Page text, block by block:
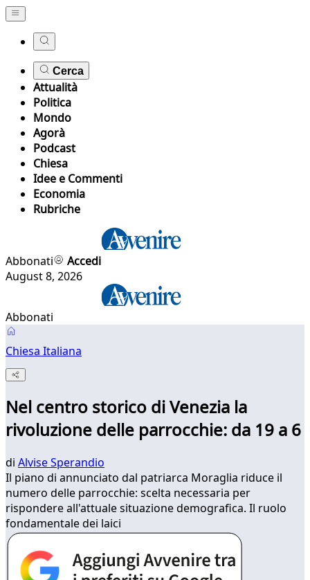
Cerca
Attualità
Politica
Mondo
Agorà
Podcast
Chiesa
Idee e Commenti
Economia
Rubriche
Abbonati
Accedi
August 8, 2026
Abbonati
Chiesa Italiana
Nel centro storico di Venezia la
rivoluzione delle parrocchie: da 19 a 6
di Alvise Sperandio
Il piano di annunciato dal patriarca Moraglia riduce il
numero delle parrocchie: scelta necessaria per
rispondere all'attuale situazione demografica. Il ruolo
fondamentale dei laici